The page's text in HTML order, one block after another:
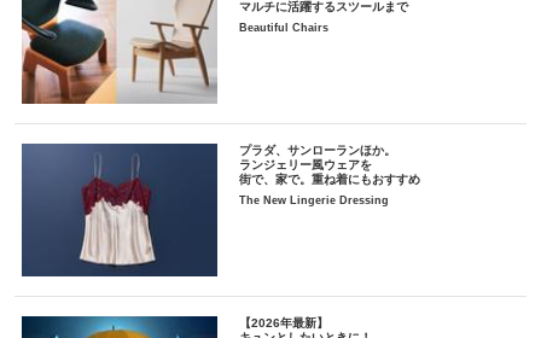
マルチに活躍するスツールまで
Beautiful Chairs
プラダ、サンローランほか。
ランジェリー風ウェアを
街で、家で。重ね着にもおすすめ
The New Lingerie Dressing
【2026年最新】